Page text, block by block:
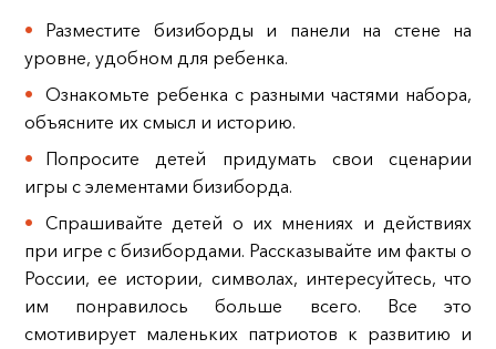
Разместите бизиборды и панели на стене на
уровне, удобном для ребенка.
Ознакомьте ребенка с разными частями набора,
объясните их смысл и историю.
Попросите детей придумать свои сценарии
игры с элементами бизиборда.
Спрашивайте детей о их мнениях и действиях
при игре с бизибордами. Рассказывайте им факты о
России, ее истории, символах, интересуйтесь, что
им понравилось больше всего. Все это
смотивирует маленьких патриотов к развитию и